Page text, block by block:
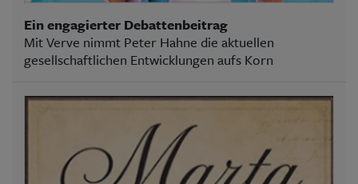
Ein engagierter Debattenbeitrag
Mit Verve nimmt Peter Hahne die aktuellen
gesellschaftlichen Entwicklungen aufs Korn